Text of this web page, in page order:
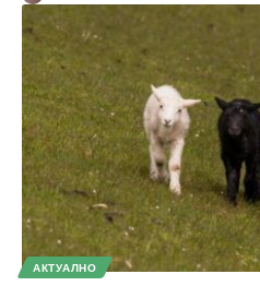
АКТУАЛНО